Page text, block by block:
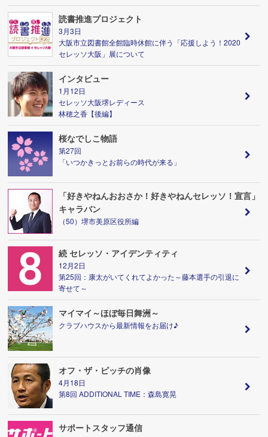
読書推進プロジェクト
3月3日
大阪市立図書館全館臨時休館に伴う「応援しよう！2020
セレッソ大阪」展について
インタビュー
1月12日
セレッソ大阪堺レディース
林穂之香【後編】
桜なでしこ物語
第27回
「いつかきっとお前らの時代が来る」
「好きやねんおおさか！好きやねんセレッソ！宣言」
キャラバン
（50）堺市美原区役所編
続 セレッソ・アイデンティティ
12月2日
第25回：康太がいてくれてよかった～藤本選手の引退に
寄せて～
マイマイ～ほぼ毎日舞洲～
クラブハウスから最新情報をお届け♪
オフ・ザ・ピッチの肖像
4月18日
第8回 ADDITIONAL TIME：森島寛晃
サポートスタッフ通信